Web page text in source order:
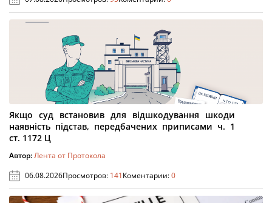
Якщо суд встановив для відшкодування шкоди
наявність підстав, передбачених приписами ч. 1
ст. 1172 Ц
Автор:Лента от Протокола
06.08.2026Просмотров: 141Коментарии:0